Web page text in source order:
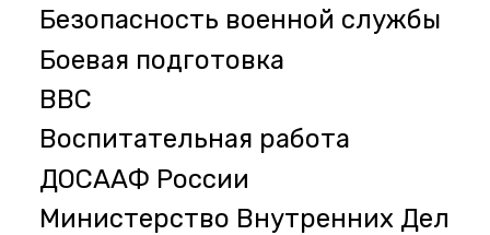
Безопасность военной службы
Боевая подготовка
ВВС
Воспитательная работа
ДОСААФ России
Министерство Внутренних Дел